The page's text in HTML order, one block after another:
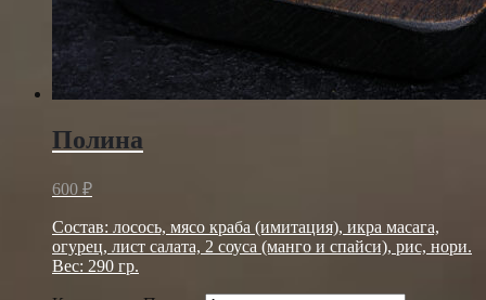
Полина
600 ₽
Состав: лосось, мясо краба (имитация), икра масага,
огурец, лист салата, 2 соуса (манго и спайси), рис, нори.
Вес: 290 гр.